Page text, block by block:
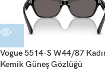
Vogue 5514-S W44/87
Kemik Güneş Gözlüğü